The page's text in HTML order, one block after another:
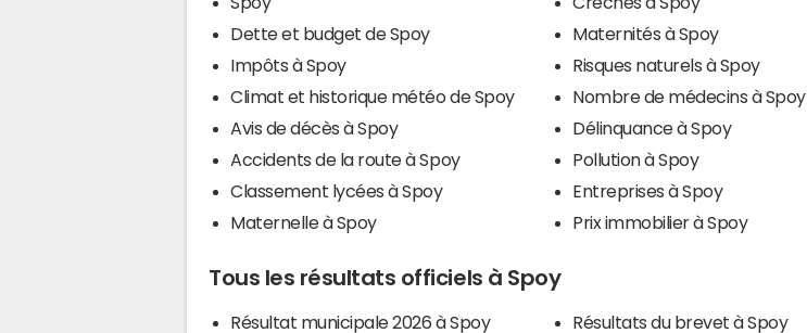
Dette et budget de Spoy
Impôts à Spoy
Climat et historique météo de Spoy
Avis de décès à Spoy
Accidents de la route à Spoy
Classement lycées à Spoy
Maternelle à Spoy
Maternités à Spoy
Risques naturels à Spoy
Nombre de médecins à Spoy
Délinquance à Spoy
Pollution à Spoy
Entreprises à Spoy
Prix immobilier à Spoy
Tous les résultats officiels à Spoy
Résultat municipale 2026 à Spoy
Résultats du brevet à Spoy